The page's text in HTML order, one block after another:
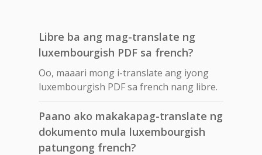
Libre ba ang mag-translate ng
luxembourgish PDF sa french?
Oo, maaari mong i-translate ang iyong
luxembourgish PDF sa french nang libre.
Paano ako makakapag-translate ng
dokumento mula luxembourgish
patungong french?